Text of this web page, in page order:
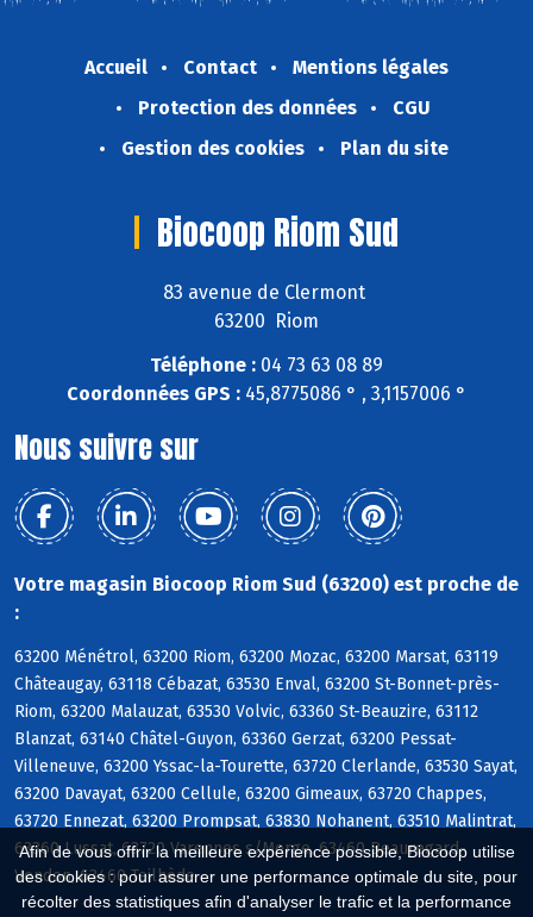
Afin de vous offrir la meilleure expérience possible, Biocoop utilise
des cookies : pour assurer une performance optimale du site, pour
récolter des statistiques afin d'analyser le trafic et la performance
Accueil Contact
Mentions légales
Protection des données
CGU
Gestion des cookies
Plan du site
Biocoop Riom Sud
83 avenue de Clermont
63200 Riom
Téléphone : 04 73 63 08 89
Coordonnées GPS : 45,8775086 ° , 3,1157006 °
Nous suivre sur
Votre magasin Biocoop Riom Sud (63200) est proche de
:
63200 Ménétrol, 63200 Riom, 63200 Mozac, 63200 Marsat, 63119
Châteaugay, 63118 Cébazat, 63530 Enval, 63200 St-Bonnet-près-
Riom, 63200 Malauzat, 63530 Volvic, 63360 St-Beauzire, 63112
Blanzat, 63140 Châtel-Guyon, 63360 Gerzat, 63200 Pessat-
Villeneuve, 63200 Yssac-la-Tourette, 63720 Clerlande, 63530 Sayat,
63200 Davayat, 63200 Cellule, 63200 Gimeaux, 63720 Chappes,
63720 Ennezat, 63200 Prompsat, 63830 Nohanent, 63510 Malintrat,
63360 Lussat, 63720 Varennes s/Morge, 63460 Beauregard-
Vendon, 63460 Teilhède